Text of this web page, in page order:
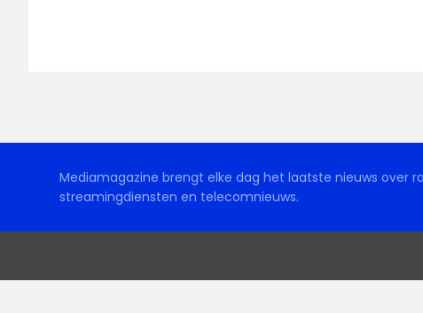
Mediamagazine brengt elke dag het laatste nieuws over
streamingdiensten en telecomnieuws.